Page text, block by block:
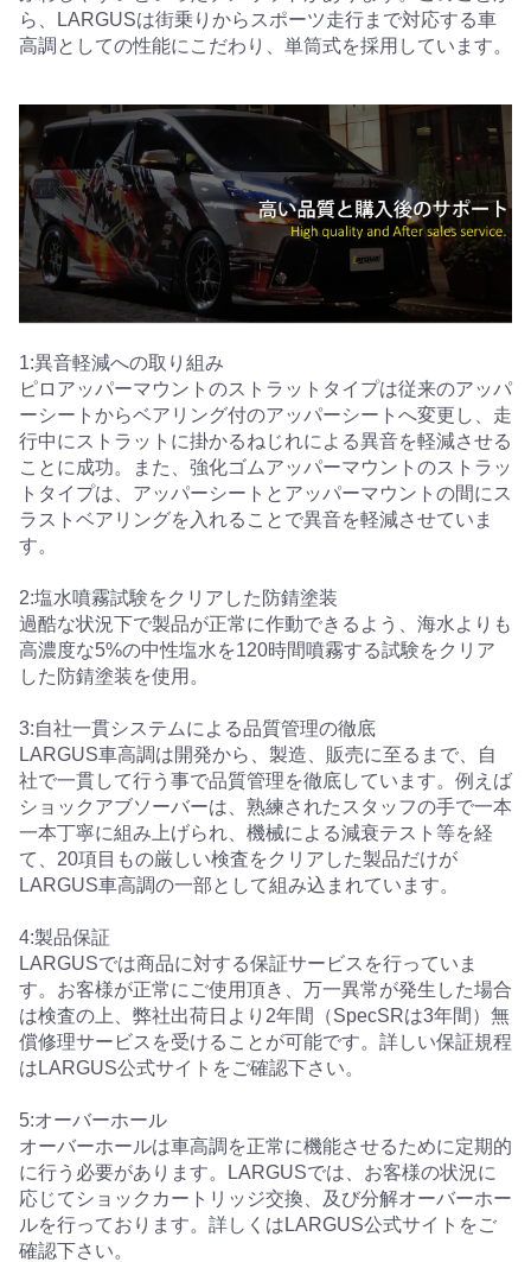
ら、LARGUSは街乗りからスポーツ走行まで対応する車
高調としての性能にこだわり、単筒式を採用しています。
1:異音軽減への取り組み
ピロアッパーマウントのストラットタイプは従来のアッパ
ーシートからベアリング付のアッパーシートへ変更し、走
行中にストラットに掛かるねじれによる異音を軽減させる
ことに成功。また、強化ゴムアッパーマウントのストラッ
トタイプは、アッパーシートとアッパーマウントの間にス
ラストベアリングを入れることで異音を軽減させていま
す。
2:塩水噴霧試験をクリアした防錆塗装
過酷な状況下で製品が正常に作動できるよう、海水よりも
高濃度な5%の中性塩水を120時間噴霧する試験をクリア
した防錆塗装を使用。
3:自社一貫システムによる品質管理の徹底
LARGUS車高調は開発から、製造、販売に至るまで、自
社で一貫して行う事で品質管理を徹底しています。例えば
ショックアブソーバーは、熟練されたスタッフの手で一本
一本丁寧に組み上げられ、機械による減衰テスト等を経
て、20項目もの厳しい検査をクリアした製品だけが
LARGUS車高調の一部として組み込まれています。
4:製品保証
LARGUSでは商品に対する保証サービスを行っていま
す。お客様が正常にご使用頂き、万一異常が発生した場合
は検査の上、弊社出荷日より2年間（SpecSRは3年間）無
償修理サービスを受けることが可能です。詳しい保証規程
はLARGUS公式サイトをご確認下さい。
5:オーバーホール
オーバーホールは車高調を正常に機能させるために定期的
に行う必要があります。LARGUSでは、お客様の状況に
応じてショックカートリッジ交換、及び分解オーバーホー
ルを行っております。詳しくはLARGUS公式サイトをご
確認下さい。